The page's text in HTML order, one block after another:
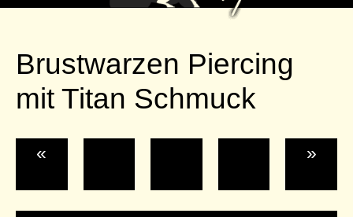
Brustwarzen Piercing
mit Titan Schmuck
« »